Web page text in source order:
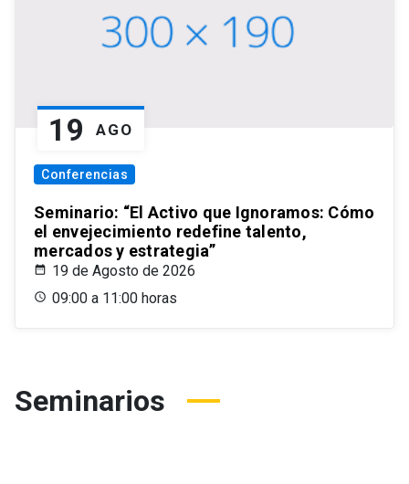
19 AGO
Conferencias
Seminario: “El Activo que Ignoramos: Cómo
el envejecimiento redefine talento,
mercados y estrategia”
19 de Agosto de 2026
09:00 a 11:00 horas
Seminarios